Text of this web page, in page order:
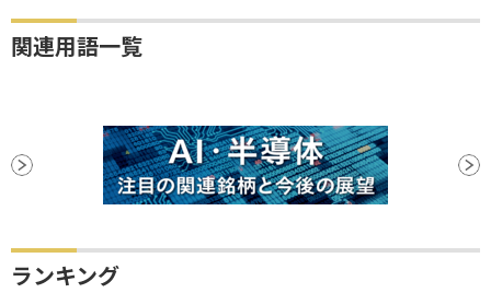
関連用語一覧
ランキング